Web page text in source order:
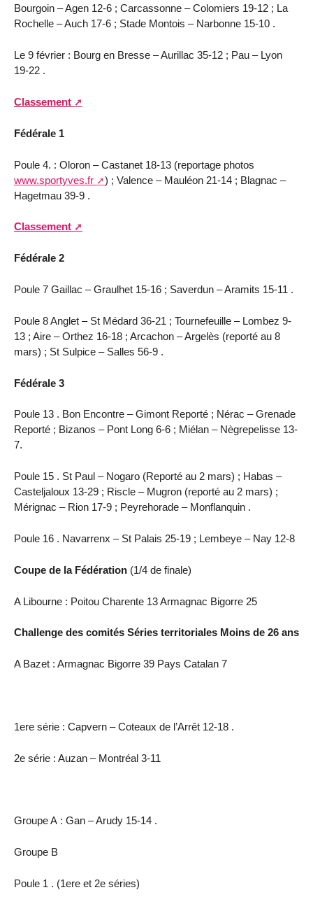
Bourgoin – Agen 12-6 ; Carcassonne – Colomiers 19-12 ; La
Rochelle – Auch 17-6 ; Stade Montois – Narbonne 15-10 .
Le 9 février : Bourg en Bresse – Aurillac 35-12 ; Pau – Lyon
19-22 .
Classement
Fédérale 1
Poule 4. : Oloron – Castanet 18-13 (reportage photos
www.sportyves.fr
) ; Valence – Mauléon 21-14 ; Blagnac –
Hagetmau 39-9 .
Classement
Fédérale 2
Poule 7 Gaillac – Graulhet 15-16 ; Saverdun – Aramits 15-11 .
Poule 8 Anglet – St Médard 36-21 ; Tournefeuille – Lombez 9-
13 ; Aire – Orthez 16-18 ; Arcachon – Argelès (reporté au 8
mars) ; St Sulpice – Salles 56-9 .
Fédérale 3
Poule 13 . Bon Encontre – Gimont Reporté ; Nérac – Grenade
Reporté ; Bizanos – Pont Long 6-6 ; Miélan – Nègrepelisse 13-
7.
Poule 15 . St Paul – Nogaro (Reporté au 2 mars) ; Habas –
Casteljaloux 13-29 ; Riscle – Mugron (reporté au 2 mars) ;
Mérignac – Rion 17-9 ; Peyrehorade – Monflanquin .
Poule 16 . Navarrenx – St Palais 25-19 ; Lembeye – Nay 12-8
Coupe de la Fédération (1/4 de finale)
A Libourne : Poitou Charente 13 Armagnac Bigorre 25
Challenge des comités Séries territoriales Moins de 26 ans
A Bazet : Armagnac Bigorre 39 Pays Catalan 7
1ere série : Capvern – Coteaux de l’Arrêt 12-18 .
2e série : Auzan – Montréal 3-11
Groupe A : Gan – Arudy 15-14 .
Groupe B
Poule 1 . (1ere et 2e séries)